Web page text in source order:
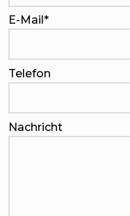
E-Mail *
Telefon
Nachricht